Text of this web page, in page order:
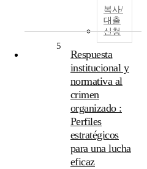
복사/
대출
신청
5
Respuesta
institucional y
normativa al
crimen
organizado :
Perfiles
estratégicos
para una lucha
eficaz